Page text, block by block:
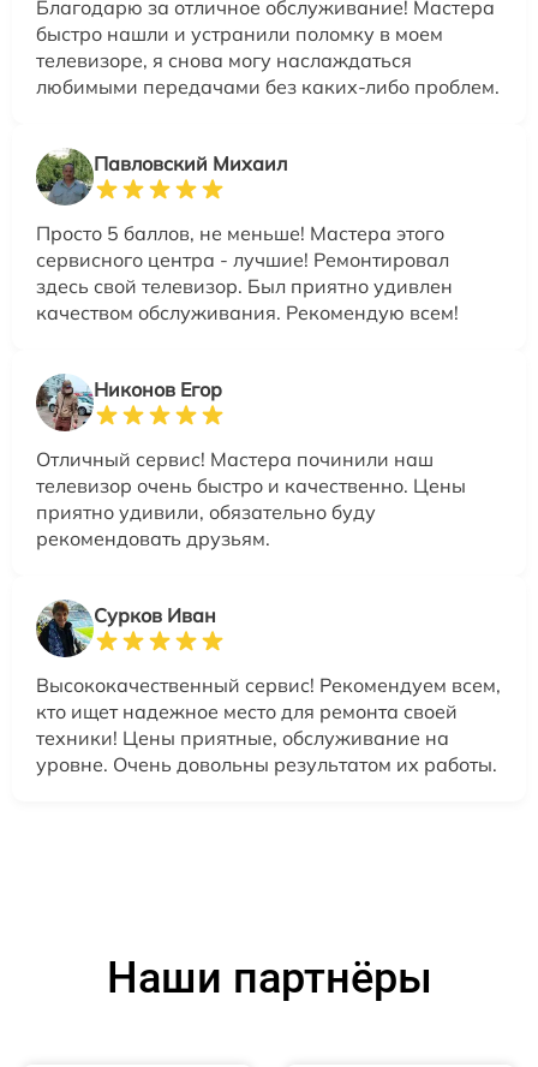
Благодарю за отличное обслуживание! Мастера
быстро нашли и устранили поломку в моем
телевизоре, я снова могу наслаждаться
любимыми передачами без каких-либо проблем.
Павловский Михаил
Просто 5 баллов, не меньше! Мастера этого
сервисного центра - лучшие! Ремонтировал
здесь свой телевизор. Был приятно удивлен
качеством обслуживания. Рекомендую всем!
Никонов Егор
Отличный сервис! Мастера починили наш
телевизор очень быстро и качественно. Цены
приятно удивили, обязательно буду
рекомендовать друзьям.
Сурков Иван
Высококачественный сервис! Рекомендуем всем,
кто ищет надежное место для ремонта своей
техники! Цены приятные, обслуживание на
уровне. Очень довольны результатом их работы.
Наши партнёры